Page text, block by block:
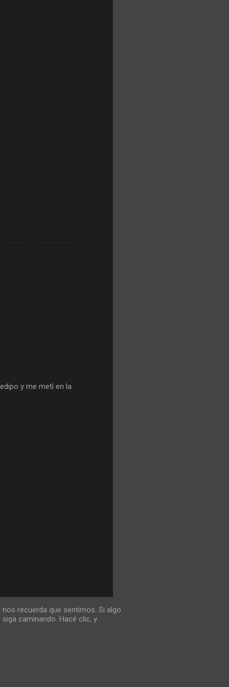
y me metí en la
recuerda que sentimos. Si algo
caminando. Hacé clic, y